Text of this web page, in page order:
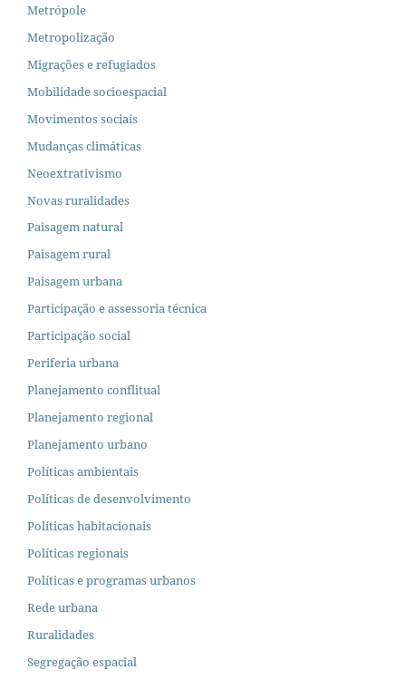
Metrópole
Metropolização
Migrações e refugiados
Mobilidade socioespacial
Movimentos sociais
Mudanças climáticas
Neoextrativismo
Novas ruralidades
Paisagem natural
Paisagem rural
Paisagem urbana
Participação e assessoria técnica
Participação social
Periferia urbana
Planejamento conflitual
Planejamento regional
Planejamento urbano
Políticas ambientais
Políticas de desenvolvimento
Políticas habitacionais
Políticas regionais
Políticas e programas urbanos
Rede urbana
Ruralidades
Segregação espacial